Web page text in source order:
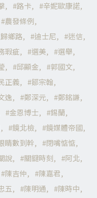
路卡
辛妮歐康諾
農發條例
鄉路 迪士尼
迷信
瑕疵 選美
選舉
邱顯金
郭國文
正義
鄒宗翰
逸 鄭深元
鄭銘謙
金恩博士
錫蘭
鏡北檢
鏡媒體帝國
睛數到幹
閉嘴惦惦
說 關鍵時刻
阿北
陳吉仲
陳嘉君
五 陳明通
陳時中